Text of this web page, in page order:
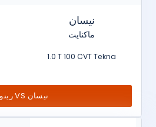
نيسان
ماكنايت
1.0 T 100 CVT Tekna
رينو VS نيسان